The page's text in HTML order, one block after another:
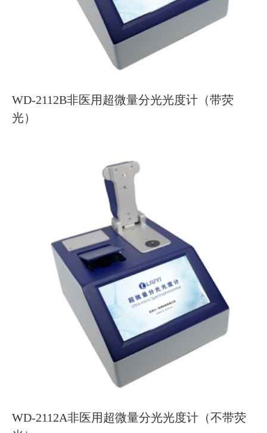
WD-2112B非医用超微量分光光度计（带荧
光）
WD-2112A非医用超微量分光光度计（不带荧